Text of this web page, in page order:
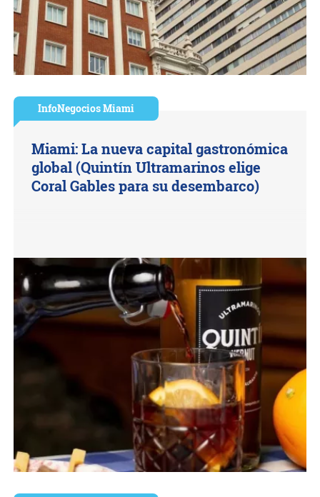
InfoNegocios Miami
Miami: La nueva capital gastronómica
global (Quintín Ultramarinos elige
Coral Gables para su desembarco)